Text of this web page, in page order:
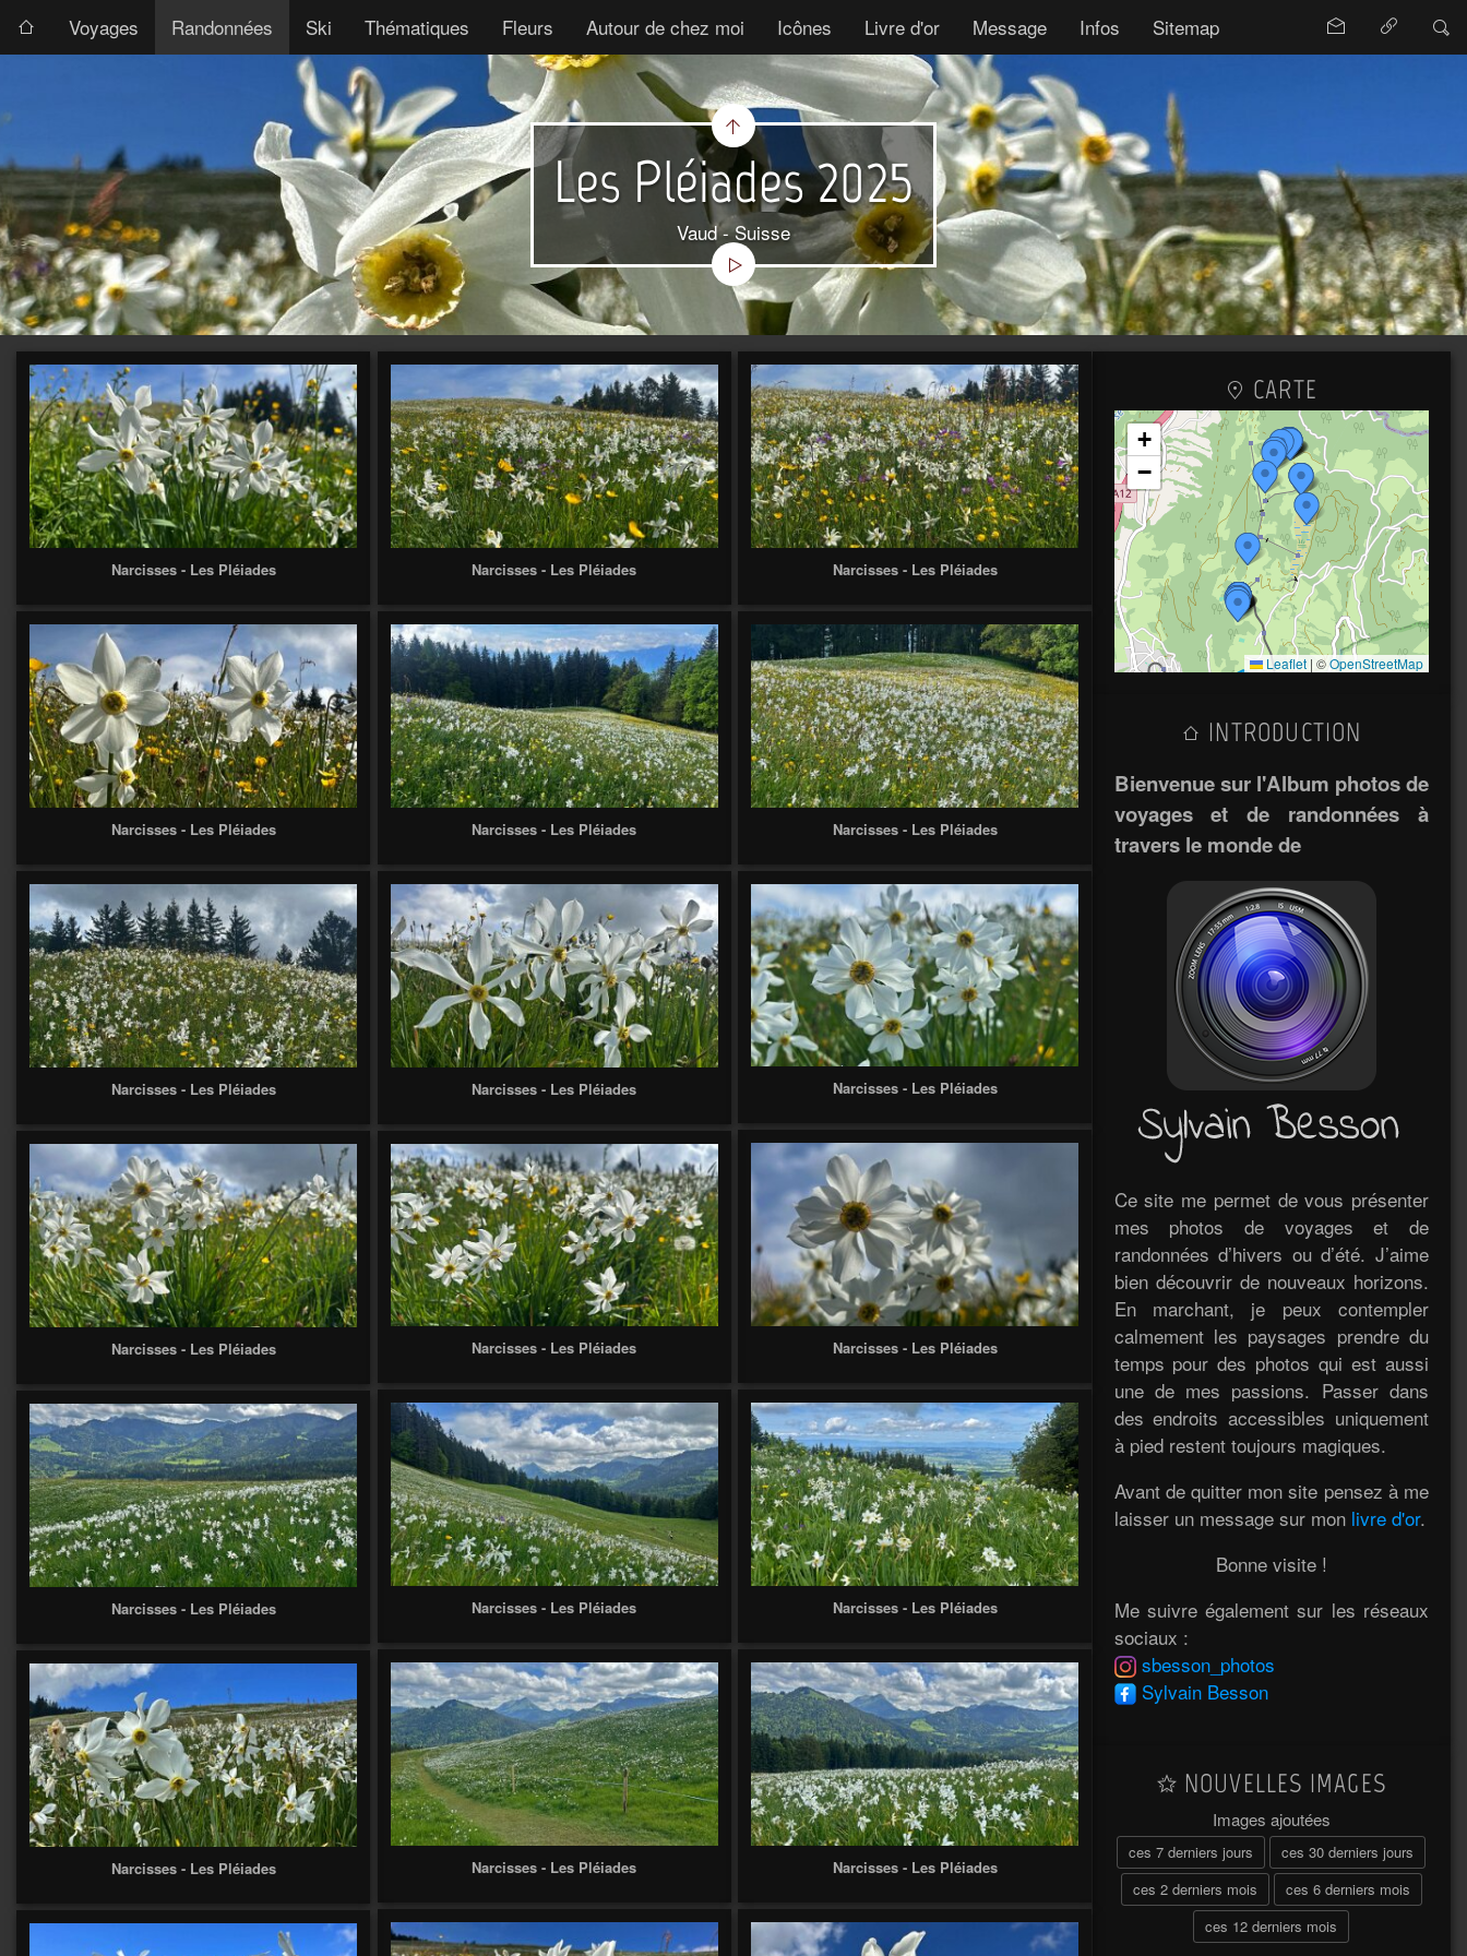
Voyages Randonnées Ski Thématiques Fleurs Autour de chez moi Icônes Livre d'or Message Infos Sitemap
Les Pléiades 2025
Vaud - Suisse
Narcisses - Les Pléiades Narcisses - Les Pléiades Narcisses - Les Pléiades
Narcisses - Les Pléiades Narcisses - Les Pléiades Narcisses - Les Pléiades
Narcisses - Les Pléiades Narcisses - Les Pléiades Narcisses - Les Pléiades
Narcisses - Les Pléiades
Narcisses - Les Pléiades Narcisses - Les Pléiades
Narcisses - Les Pléiades Narcisses - Les Pléiades
Narcisses - Les Pléiades
Narcisses - Les Pléiades Narcisses - Les Pléiades
Narcisses - Les Pléiades
CARTE
+
−
Leaflet | ©OpenStreetMap
INTRODUCTION
Bienvenue sur l'Album photos de
voyages et de randonnées à
travers le monde de
Ce site me permet de vous présenter
mes photos de voyages et de
randonnées d’hivers ou d’été. J’aime
bien découvrir de nouveaux horizons.
En marchant, je peux contempler
calmement les paysages prendre du
temps pour des photos qui est aussi
une de mes passions. Passer dans
des endroits accessibles uniquement
à pied restent toujours magiques.
Avant de quitter mon site pensez à me
laisser un message sur mon livre d'or.
Bonne visite !
Me suivre également sur les réseaux
sociaux :
sbesson_photos
Sylvain Besson
NOUVELLES IMAGES
Images ajoutées
ces 7 derniers jours
ces 30 derniers jours
ces 2 derniers mois
ces 6 derniers mois
ces 12 derniers mois